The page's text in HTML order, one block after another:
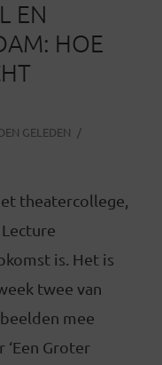
EN
HOE
GELEDEN
theatercollege,
is. Het is
twee van
mee
‘Een Groter